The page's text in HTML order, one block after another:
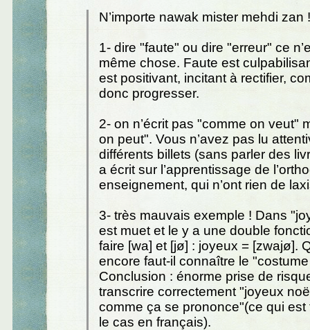
N’importe nawak mister mehdi zan !
1- dire "faute" ou dire "erreur" ce
même chose. Faute est
est positivant, incitant à rectifier,
donc progresser.
2- on n’écrit pas "comme on veut"
on peut". Vous n’avez pas lu
différents billets (sans parler des
a écrit sur l’apprentissage de
enseignement, qui n’ont rien de
3- très mauvais exemple ! Dans
est muet et le y a une double
faire [wa] et [jø] : joyeux = [zwajø].
encore faut-il connaître le
Conclusion : énorme prise de
transcrire correctement "joyeux
comme ça se prononce"(ce qui est
le cas en français).